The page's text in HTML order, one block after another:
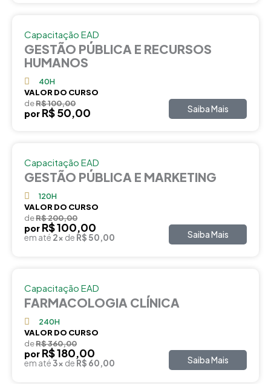
Capacitação EAD
GESTÃO PÚBLICA E RECURSOS
HUMANOS
40H
VALOR DO CURSO
deR$ 100,00
por R$ 50,00 Saiba Mais
Capacitação EAD
GESTÃO PÚBLICA E MARKETING
120H
VALOR DO CURSO
deR$ 200,00
por R$ 100,00
em até 2x de R$ 50,00 Saiba Mais
Capacitação EAD
FARMACOLOGIA CLÍNICA
240H
VALOR DO CURSO
deR$ 360,00
por R$ 180,00
em até3x de R$ 60,00 Saiba Mais